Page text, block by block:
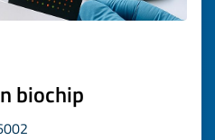
biochip